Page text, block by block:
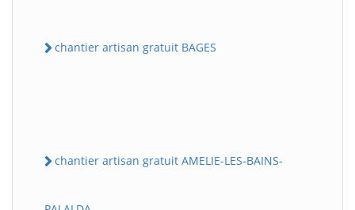
chantier artisan gratuit BAGES
chantier artisan gratuit AMELIE-LES-BAINS-